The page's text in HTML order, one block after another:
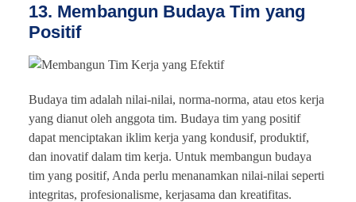
13. Membangun Budaya Tim yang
Positif
Budaya tim adalah nilai-nilai, norma-norma, atau etos kerja
yang dianut oleh anggota tim. Budaya tim yang positif
dapat menciptakan iklim kerja yang kondusif, produktif,
dan inovatif dalam tim kerja. Untuk membangun budaya
tim yang positif, Anda perlu menanamkan nilai-nilai seperti
integritas, profesionalisme, kerjasama dan kreatifitas.